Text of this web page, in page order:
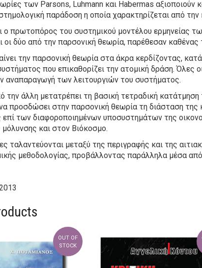
των Parsons, Luhmann και Habermas αξιοποιούν
παράδοση η οποία χαρακτηρίζεται από
ο πρωτοπόρος του συστημικού μοντέλου ερμηνείας
οι δύο από την παρσονική θεωρία, παρέθεσαν καθένας
την παρσονική θεωρία στα άκρα κερδίζοντας,
που επικαθορίζει την ατομική δράση.
αναπαραγωγή των λειτουργιών του συστήματος.
την άλλη μετατρέπει τη βασική τετραδική
προσδώσει στην παρσονική θεωρία τη διάσταση της
επί των διαφοροποιημένων υποσυστημάτων της
και στον Βιόκοσμο.
ταλαντεύονται μεταξύ της περιγραφής και της
μεθοδολογίας, προβάλλοντας παράλληλα μέσα
OUT OF
STOCK